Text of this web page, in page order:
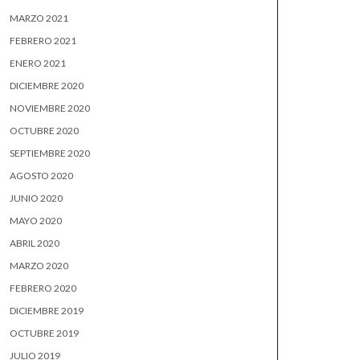
MARZO 2021
FEBRERO 2021
ENERO 2021
DICIEMBRE 2020
NOVIEMBRE 2020
OCTUBRE 2020
SEPTIEMBRE 2020
AGOSTO 2020
JUNIO 2020
MAYO 2020
ABRIL 2020
MARZO 2020
FEBRERO 2020
DICIEMBRE 2019
OCTUBRE 2019
JULIO 2019